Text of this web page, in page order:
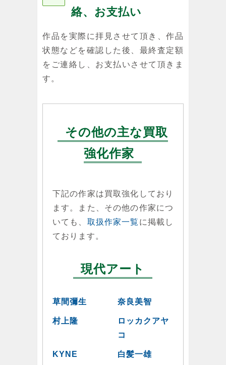
絡、お支払い
作品を実際に拝見させて頂き、作品
状態などを確認した後、最終査定額
をご連絡し、お支払いさせて頂きま
す。
その他の主な買取
強化作家
下記の作家は買取強化しており
ます。また、その他の作家につ
いても、 取扱作家一覧 に掲載し
ております。
現代アート
草間彌生 奈良美智
村上隆
ロッカクアヤ
コ
KYNE 白髪一雄